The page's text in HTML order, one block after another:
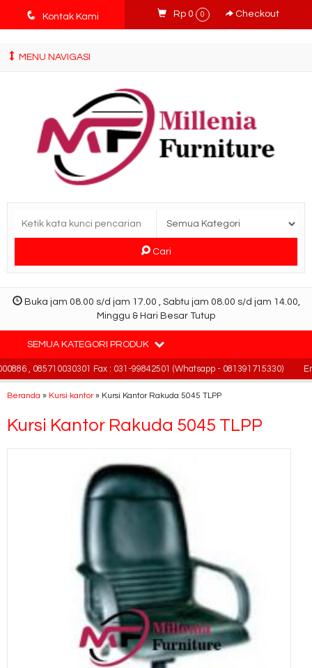
tv3ISbyqwvMDypa7aIfj2FUlPKawe7X5fX5v6wsT4Ns
q Kontak Kami Rp 0 0 Checkout
MENU NAVIGASI
Cari
Buka jam 08.00 s/d jam 17.00 , Sabtu jam 08.00 s/d jam 14.00,
Minggu & Hari Besar Tutup
SEMUA KATEGORI PRODUK
, 085710030301 Fax : 031-99842501 (Whatsapp - 081391715330)
Beranda » Kursi kantor» Kursi Kantor Rakuda 5045 TLPP
Kursi Kantor Rakuda 5045 TLPP